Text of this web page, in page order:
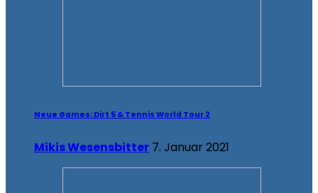
Neue Games: Dirt 5 & Tennis World Tour 2
Mikis Wesensbitter 7. Januar 2021